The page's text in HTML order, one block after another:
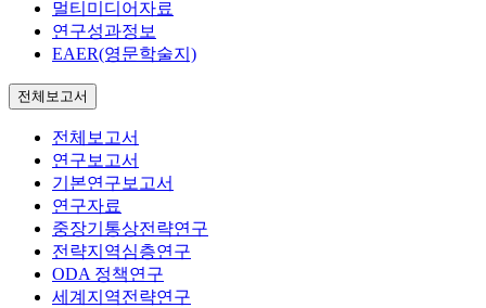
멀티미디어자료
연구성과정보
EAER(영문학술지)
전체보고서
전체보고서
연구보고서
기본연구보고서
연구자료
중장기통상전략연구
전략지역심층연구
ODA 정책연구
세계지역전략연구